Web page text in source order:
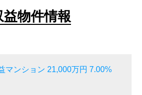
益物件情報
マンション 21,000万円 7.00%